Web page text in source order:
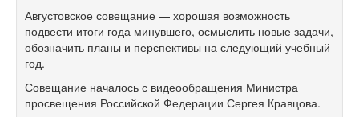
Августовское совещание — хорошая возможность
подвести итоги года минувшего, осмыслить новые задачи,
обозначить планы и перспективы на следующий учебный
год.
Совещание началось с видеообращения Министра
просвещения Российской Федерации Сергея Кравцова.